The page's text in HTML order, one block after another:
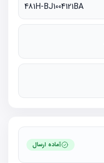
481H-BJ1004121BA
آماده ارسال